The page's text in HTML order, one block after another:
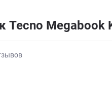
Tecno Megabook